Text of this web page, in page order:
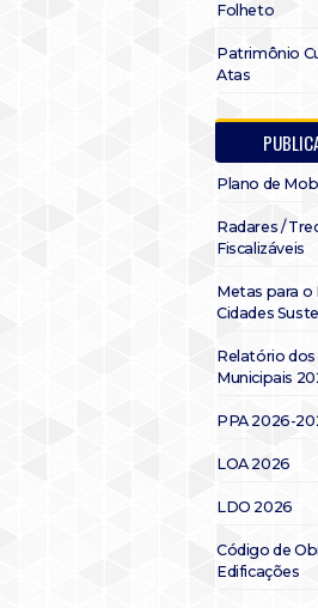
Folheto
Patrimônio
Atas
Plano de
Radares /
Fiscalizáveis
Metas para o
Cidades
Relatório
Municipais
PPA 2026-
LOA 2026
LDO 2026
Código de
Edificações